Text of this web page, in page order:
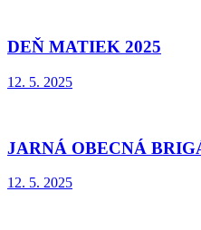
DEŇ MATIEK 2025
12. 5. 2025
JARNÁ OBECNÁ
12. 5. 2025